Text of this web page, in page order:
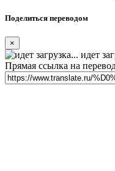
Поделиться переводом
×
идет
Прямая ссылка на